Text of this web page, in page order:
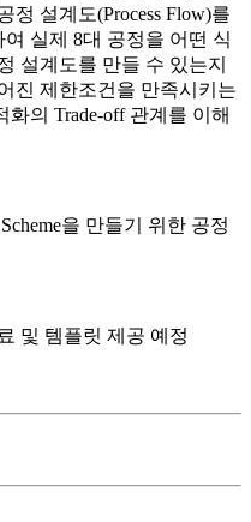
정 설계도(Process Flow)를
실제 8대 공정을 어떤 식
설계도를 만들 수 있는지
진 제한조건을 만족시키는
의 Trade-off 관계를 이해
을 만들기 위한 공정
및 템플릿 제공 예정